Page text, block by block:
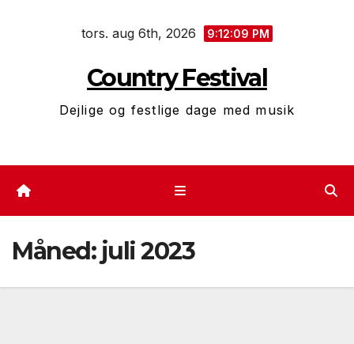
tors. aug 6th, 2026 9:12:09 PM
Country Festival
Dejlige og festlige dage med musik
Måned: juli 2023